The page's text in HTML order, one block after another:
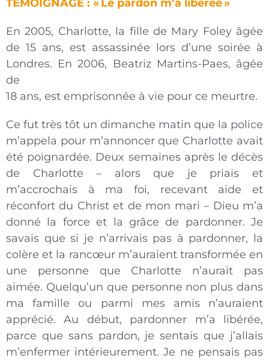
TÉMOIGNAGE : « Le pardon m’a libérée »
En 2005, Charlotte, la fille de Mary Foley âgée
de 15 ans, est assassinée lors d’une soirée à
Londres. En 2006, Beatriz Martins-Paes, âgée
de
18 ans, est emprisonnée à vie pour ce meurtre.
Ce fut très tôt un dimanche matin que la police
m’appela pour m’annoncer que Charlotte avait
été poignardée. Deux semaines après le décès
de Charlotte – alors que je priais et
m’accrochais à ma foi, recevant aide et
réconfort du Christ et de mon mari – Dieu m’a
donné la force et la grâce de pardonner. Je
savais que si je n’arrivais pas à pardonner, la
colère et la rancœur m’auraient transformée en
une personne que Charlotte n’aurait pas
aimée. Quelqu’un que personne non plus dans
ma famille ou parmi mes amis n’auraient
apprécié. Au début, pardonner m’a libérée,
parce que sans pardon, je sentais que j’allais
m’enfermer intérieurement. Je ne pensais pas